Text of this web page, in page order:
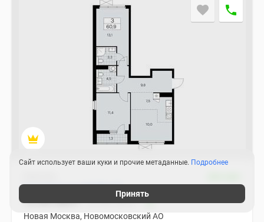
2
18 045 888₽ 22 006 824₽
Новая Москва, Новомосковский АО
Сайт использует ваши куки и прочие метаданные. Подробнее
Принять